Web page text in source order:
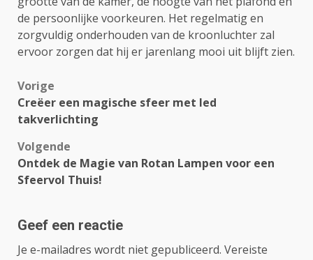
de persoonlijke voorkeuren. Het regelmatig en
zorgvuldig onderhouden van de kroonluchter zal
ervoor zorgen dat hij er jarenlang mooi uit blijft zien.
Bericht
navigatie
Vorige
Creëer een magische sfeer met led
takverlichting
Volgende
Ontdek de Magie van Rotan Lampen voor een
Sfeervol Thuis!
Geef een reactie
Je e-mailadres wordt niet gepubliceerd. Vereiste